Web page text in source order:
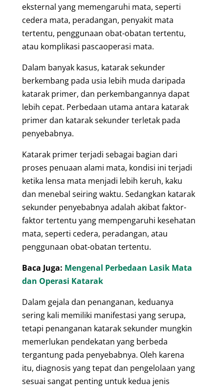
eksternal yang memengaruhi mata, seperti
cedera mata, peradangan, penyakit mata
tertentu, penggunaan obat-obatan tertentu,
atau komplikasi pascaoperasi mata.
Dalam banyak kasus, katarak sekunder
berkembang pada usia lebih muda daripada
katarak primer, dan perkembangannya dapat
lebih cepat. Perbedaan utama antara katarak
primer dan katarak sekunder terletak pada
penyebabnya.
Katarak primer terjadi sebagai bagian dari
proses penuaan alami mata, kondisi ini terjadi
ketika lensa mata menjadi lebih keruh, kaku
dan menebal seiring waktu. Sedangkan katarak
sekunder penyebabnya adalah akibat faktor-
faktor tertentu yang mempengaruhi kesehatan
mata, seperti cedera, peradangan, atau
penggunaan obat-obatan tertentu.
Baca Juga: Mengenal Perbedaan Lasik Mata
dan Operasi Katarak
Dalam gejala dan penanganan, keduanya
sering kali memiliki manifestasi yang serupa,
tetapi penanganan katarak sekunder mungkin
memerlukan pendekatan yang berbeda
tergantung pada penyebabnya. Oleh karena
itu, diagnosis yang tepat dan pengelolaan yang
sesuai sangat penting untuk kedua jenis